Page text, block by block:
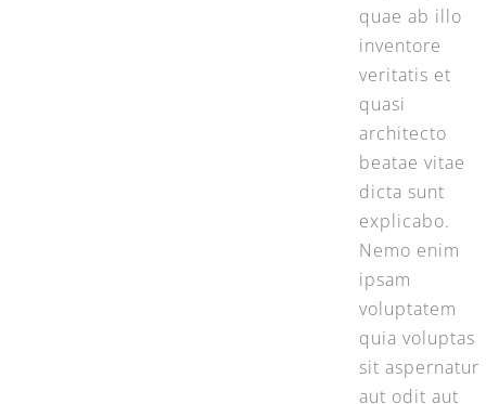
quae ab illo
inventore
veritatis et
quasi
architecto
beatae vitae
dicta sunt
explicabo.
Nemo enim
ipsam
voluptatem
quia voluptas
sit aspernatur
aut odit aut